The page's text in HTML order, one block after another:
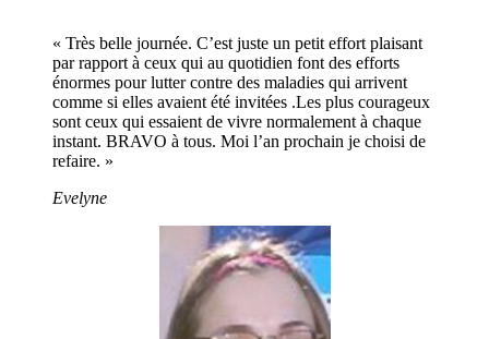
« Très belle journée. C’est juste un petit effort plaisant
par rapport à ceux qui au quotidien font des efforts
énormes pour lutter contre des maladies qui arrivent
comme si elles avaient été invitées .Les plus courageux
sont ceux qui essaient de vivre normalement à chaque
instant. BRAVO à tous. Moi l’an prochain je choisi de
refaire. »
Evelyne